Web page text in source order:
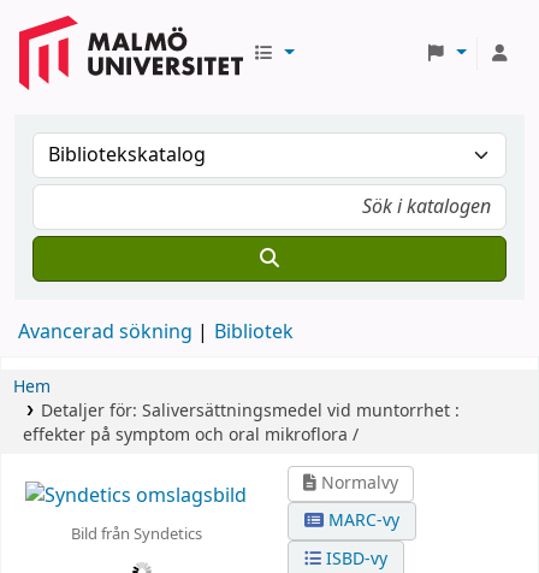
Avancerad sökning Bibliotek
Hem
Detaljer för: Saliversättningsmedel vid muntorrhet :
effekter på symptom och oral mikroflora /
Bild från Syndetics
Normalvy
MARC-vy
ISBD-vy